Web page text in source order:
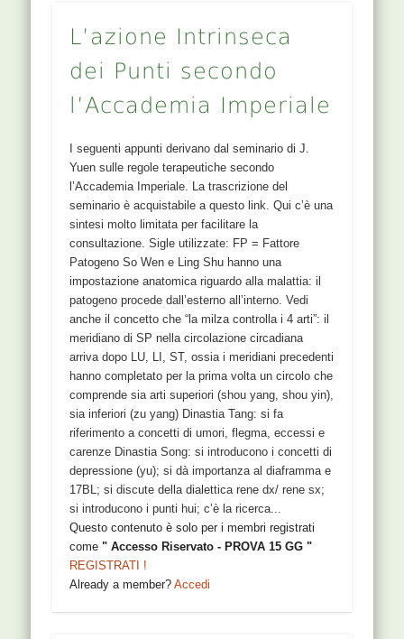
L’azione Intrinseca
dei Punti secondo
l’Accademia Imperiale
I seguenti appunti derivano dal seminario di J.
Yuen sulle regole terapeutiche secondo
l’Accademia Imperiale. La trascrizione del
seminario è acquistabile a questo link. Qui c’è una
sintesi molto limitata per facilitare la
consultazione. Sigle utilizzate: FP = Fattore
Patogeno So Wen e Ling Shu hanno una
impostazione anatomica riguardo alla malattia: il
patogeno procede dall’esterno all’interno. Vedi
anche il concetto che “la milza controlla i 4 arti”: il
meridiano di SP nella circolazione circadiana
arriva dopo LU, LI, ST, ossia i meridiani precedenti
hanno completato per la prima volta un circolo che
comprende sia arti superiori (shou yang, shou yin),
sia inferiori (zu yang) Dinastia Tang: si fa
riferimento a concetti di umori, flegma, eccessi e
carenze Dinastia Song: si introducono i concetti di
depressione (yu); si dà importanza al diaframma e
17BL; si discute della dialettica rene dx/ rene sx;
si introducono i punti hui; c’è la ricerca...
Questo contenuto è solo per i membri registrati
come" Accesso Riservato - PROVA 15 GG "
REGISTRATI !
Already a member?Accedi